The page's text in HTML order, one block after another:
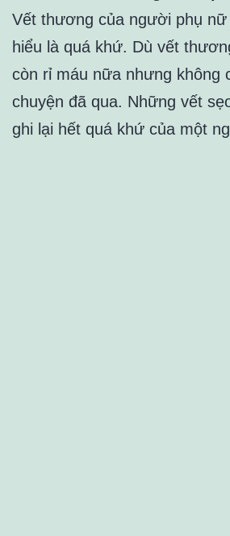
Vết thương của người phụ
hiểu là quá khứ. Dù vết
còn rỉ máu nữa nhưng không
chuyện đã qua. Những vết
ghi lại hết quá khứ của một